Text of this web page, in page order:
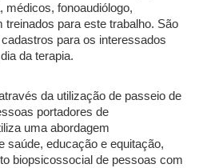
médicos, fonoaudiólogo,
treinados para este trabalho. São
para os interessados
da terapia.
da utilização de passeio de
portadores de
uma abordagem
saúde, educação e equitação,
biopsicossocial de pessoas com